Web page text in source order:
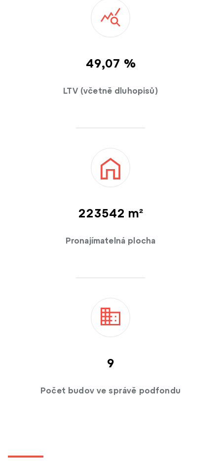
49,08 %
LTV (včetně dluhopisů)
223600 m²
Pronajímatelná plocha
9
Počet budov ve správě podfondu